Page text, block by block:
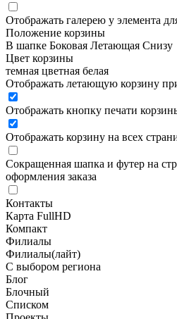
Отображать галерею у элемента
Положение корзины
В шапке Боковая Летающая Снизу
Цвет корзины
темная цветная белая
Отображать летающую корзину
Отображать кнопку печати
Отображать корзину на всех
Сокращенная шапка и футер на
оформления заказа
Контакты
Карта FullHD
Компакт
Филиалы
Филиалы(лайт)
С выбором региона
Блог
Блочный
Списком